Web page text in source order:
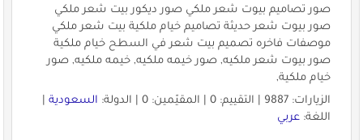
صور تصاميم بيوت شعر ملكي صور ديكور بيت شعر ملكي
صور بيوت شعر حديثة تصاميم خيام ملكية بيت شعر ملكي
موصفات فاخره تصميم بيت شعر في السطح خيام ملكية
صور بيوت شعر ملكيه, صور خيمه ملكيه, خيمه ملكيه, صور
خيام ملكية,
الزيارات: 9887 | التقييم: 0 | المقيّمين: 0 | الدولة:
السعودية|
اللغة: عربي